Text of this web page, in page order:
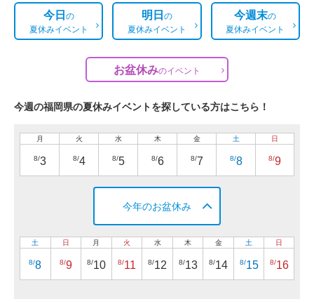
今日の
夏休みイベント
明日の
夏休みイベント
今週末の
夏休みイベント
お盆休みのイベント
今週の福岡県の夏休みイベントを探している方はこちら！
月
8/3
火
8/4
水
8/5
木
8/6
金
8/7
土
8/8
日
8/9
今年のお盆休み
土
8/8
日
8/9
月
8/10
火
8/11
水
8/12
木
8/13
金
8/14
土
8/15
日
8/16